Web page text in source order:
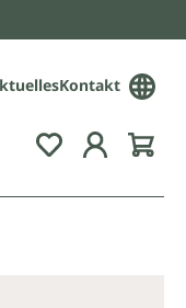
Kontakt
Du hast 0